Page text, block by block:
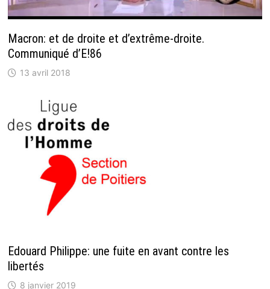
Macron: et de droite et d’extrême-droite.
Communiqué d’E!86
13 avril 2018
Edouard Philippe: une fuite en avant contre les
libertés
8 janvier 2019